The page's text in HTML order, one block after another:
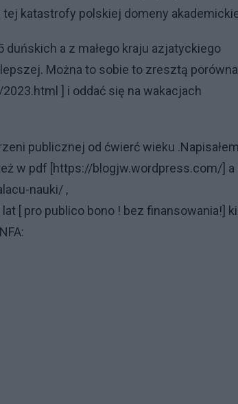
katastrofy polskiej domeny
duńskich a z małego kraju azjatyckiego
Można to sobie to zresztą
] i oddać się na wakacjach
publicznej od ćwierć wieku .Napisałem
w pdf [https://blogjw.wordpress.com/] a
nauki/ ,
[ pro publico bono ! bez finansowania!]